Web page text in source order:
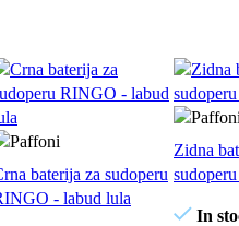
baterija za sudoperu
- labud lula
Zidna
In